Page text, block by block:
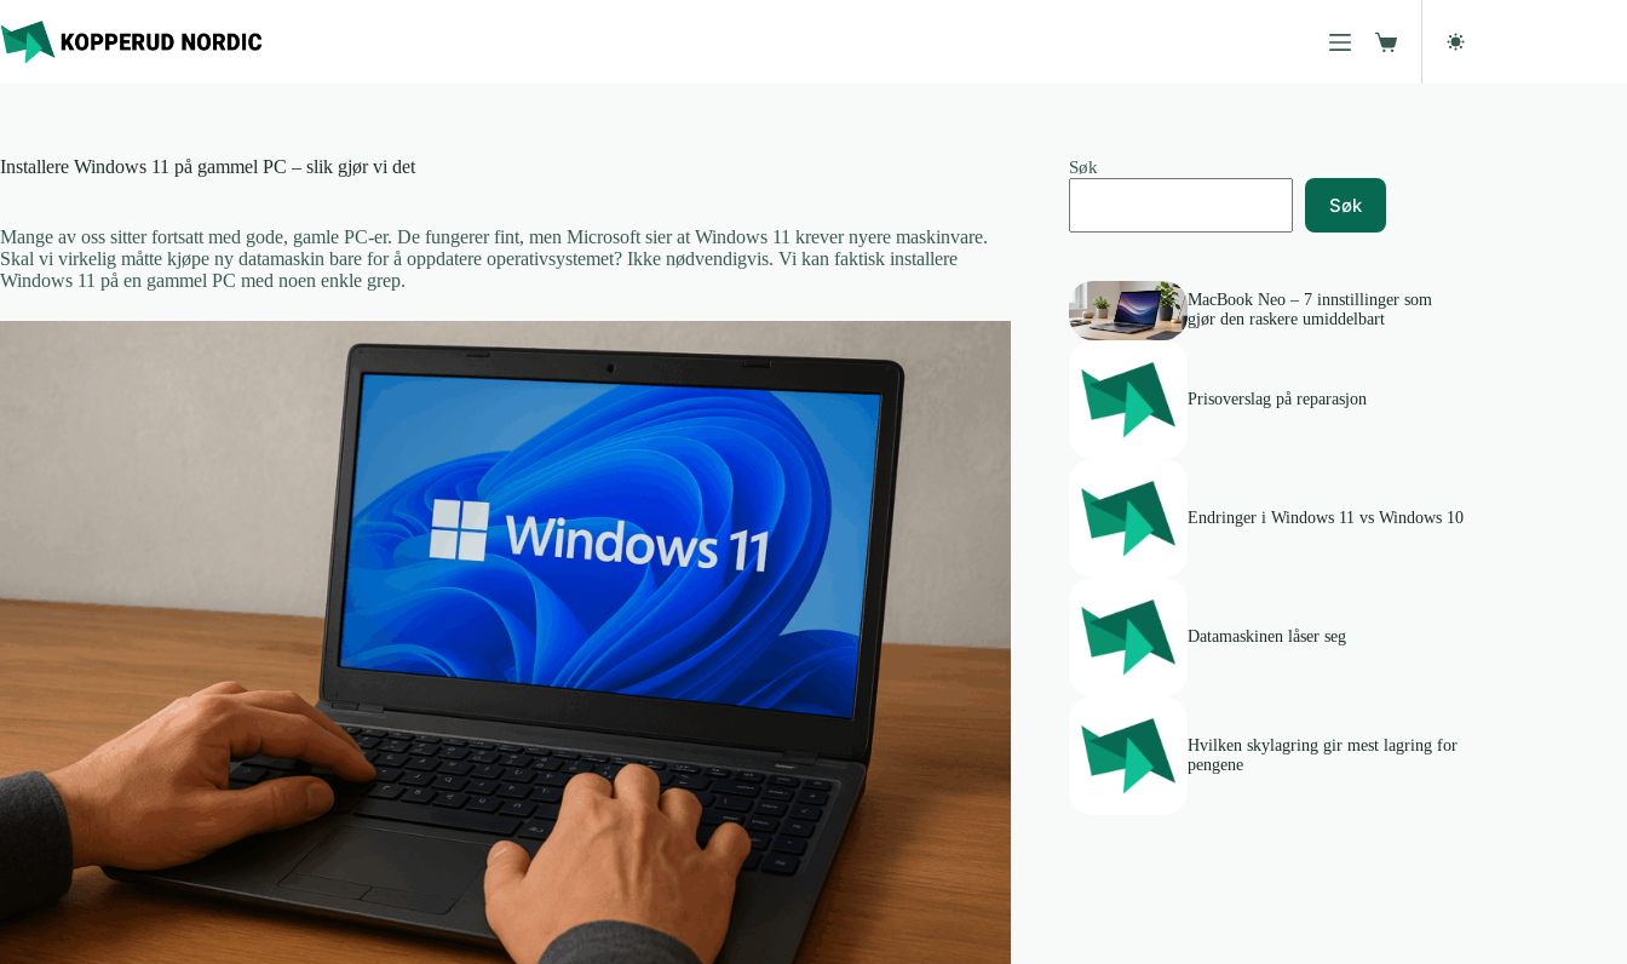
til
innholdet
Handlekurv
Installere Windows 11 på gammel PC – slik gjør vi det
Mange av oss sitter fortsatt med gode, gamle PC-er. De fungerer fint, men Microsoft sier at Windows 11 krever nyere maskinvare.
Skal vi virkelig måtte kjøpe ny datamaskin bare for å oppdatere operativsystemet? Ikke nødvendigvis. Vi kan faktisk installere
Windows 11 på en gammel PC med noen enkle grep.
Søk
Søk
MacBook Neo – 7 innstillinger som
gjør den raskere umiddelbart
Prisoverslag på reparasjon
Endringer i Windows 11 vs Windows 10
Datamaskinen låser seg
Hvilken skylagring gir mest lagring for
pengene